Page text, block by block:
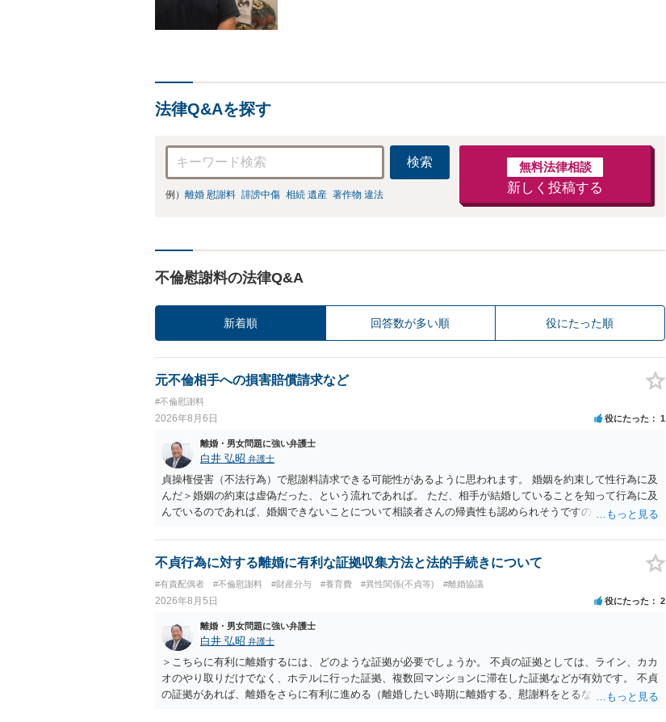
法律Q&Aを探す
検索
例） 離婚 慰謝料 誹謗中傷 相続 遺産 著作物 違法
無料法律相談
新しく投稿する
不倫慰謝料の法律Q&A
新着順 回答数が多い順 役にたった順
元不倫相手への損害賠償請求など
#不倫慰謝料
2026年8月6日 役にたった 1
離婚・男女問題に強い弁護士
白井 弘昭 弁護士
貞操権侵害（不法行為）で慰謝料請求できる可能性があるように思われます。 婚姻を約束して性行為に及
んだ＞婚姻の約束は虚偽だった、という流れであれば。 ただ、相手が結婚していることを知って行為に及
んでいるのであれば、婚姻できないことについて相談者さんの帰責性も認められそうですので、あまり慰
不貞行為に対する離婚に有利な証拠収集方法と法的手続きについて
#有責配偶者 #不倫慰謝料 #財産分与 #養育費 #異性関係(不貞等) #離婚協議
2026年8月5日 役にたった 2
離婚・男女問題に強い弁護士
白井 弘昭 弁護士
＞こちらに有利に離婚するには、どのような証拠が必要でしょうか。 不貞の証拠としては、ライン、カカ
オのやり取りだけでなく、ホテルに行った証拠、複数回マンションに滞在した証拠などが有効です。 不貞
の証拠があれば、離婚をさらに有利に進める（離婚したい時期に離婚する、慰謝料をとるなど）ことがで